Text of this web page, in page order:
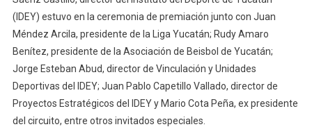
(IDEY) estuvo en la ceremonia de premiación junto con Juan
Méndez Arcila, presidente de la Liga Yucatán; Rudy Amaro
Benítez, presidente de la Asociación de Beisbol de Yucatán;
Jorge Esteban Abud, director de Vinculación y Unidades
Deportivas del IDEY; Juan Pablo Capetillo Vallado, director de
Proyectos Estratégicos del IDEY y Mario Cota Peña, ex presidente
del circuito, entre otros invitados especiales.